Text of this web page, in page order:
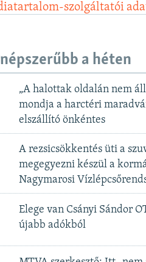
szolgáltatói
a héten
„A halottak oldalán nem
mondja a harctéri
elszállító önkéntes
A rezsicsökkentés üti a
megegyezni készül a
Nagymarosi
Elege van Csányi Sándor
újabb adókból